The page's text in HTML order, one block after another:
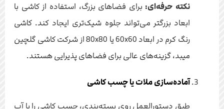
نکته حرفه‌ای: برای فضاهای بزرگ، استفاده از کاشی با
ابعاد بزرگتر می‌تواند جلوه شیک‌تری ایجاد کند. کاشی
رنگ کرم در ابعاد 60x60 یا 80x80 از شرکت کاشی گلچین
میبد، گزینه‌های عالی برای فضاهای پذیرایی هستند.
آماده‌سازی ملات یا چسب کاشی
طبق دستورالعمل روی بسته‌بندی، چسب کاشی را با آب